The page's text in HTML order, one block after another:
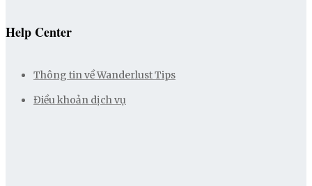
Help Center
Thông tin về Wanderlust Tips
Điều khoản dịch vụ